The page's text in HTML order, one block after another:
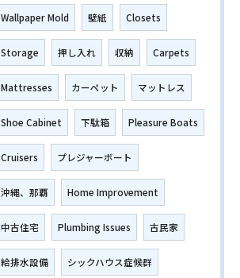
Wallpaper Mold 壁紙 Closets
Storage 押し入れ 収納 Carpets
Mattresses カーペット マットレス
Shoe Cabinet 下駄箱 Pleasure Boats
Cruisers プレジャーボート
沖縄、那覇 Home Improvement
中古住宅 Plumbing Issues 古民家
給排水設備 シックハウス症候群